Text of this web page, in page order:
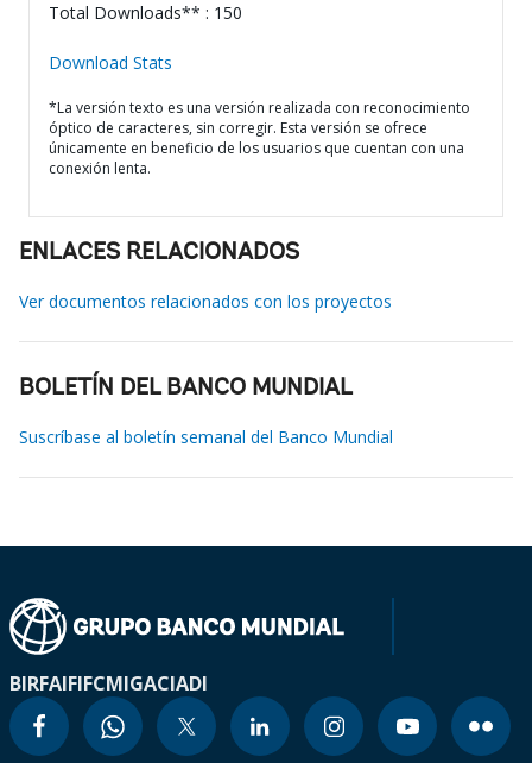
Total Downloads** : 150
Download Stats
*La versión texto es una versión realizada con reconocimiento
óptico de caracteres, sin corregir. Esta versión se ofrece
únicamente en beneficio de los usuarios que cuentan con una
conexión lenta.
ENLACES RELACIONADOS
Ver documentos relacionados con los proyectos
BOLETÍN DEL BANCO MUNDIAL
Suscríbase al boletín semanal del Banco Mundial
BIRFAIFIFCMIGACIADI